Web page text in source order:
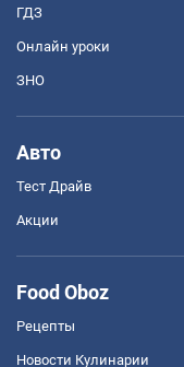
ГДЗ
Онлайн уроки
ЗНО
Авто
Тест Драйв
Акции
Food Oboz
Рецепты
Новости Кулинарии